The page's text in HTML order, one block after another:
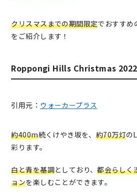
クリスマスまでの期間限定でおすすめ
をご紹介します！
Roppongi Hills Christmas 2022
引用元： ウォーカープラス
約400m続くけやき坂を、 約70万灯の
彩ります。
白と青を基調としており、都会らしく
ョンを楽しむことができます。